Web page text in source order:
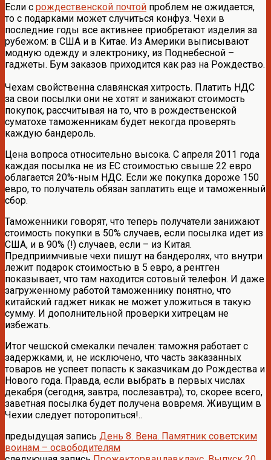
Если с рождественской почтой проблем не ожидается,
то с подарками может случиться конфуз. Чехи в
последние годы все активнее приобретают изделия за
рубежом: в США и в Китае. Из Америки выписывают
модную одежду и электронику, из Поднебесной –
гаджеты. Бум заказов приходится как раз на Рождество.
Чехам свойственна славянская хитрость. Платить НДС
за свои посылки они не хотят и занижают стоимость
покупок, рассчитывая на то, что в рождественской
суматохе таможенникам будет некогда проверять
каждую бандероль.
Цена вопроса относительно высока. С апреля 2011 года
каждая посылка не из ЕС стоимостью свыше 22 евро
облагается 20%-ным НДС. Если же покупка дороже 150
евро, то получатель обязан заплатить еще и таможенный
сбор.
Таможенники говорят, что теперь получатели занижают
стоимость покупки в 50% случаев, если посылка идет из
США, и в 90% (!) случаев, если – из Китая.
Предприимчивые чехи пишут на бандеролях, что внутри
лежит подарок стоимостью в 5 евро, а рентген
показывает, что там находится сотовый телефон. И даже
загруженному работой таможеннику понятно, что
китайский гаджет никак не может уложиться в такую
сумму. И дополнительной проверки хитрецам не
избежать.
Итог чешской смекалки печален: таможня работает с
задержками, и, не исключено, что часть заказанных
товаров не успеет попасть к заказчикам до Рождества и
Нового года. Правда, если выбрать в первых числах
декабря (сегодня, завтра, послезавтра), то, скорее всего,
заветная посылка будет получена вовремя. Живущим в
Чехии следует поторопиться!..
предыдущая запись День 8. Вена. Памятник советским
воинам – освободителям